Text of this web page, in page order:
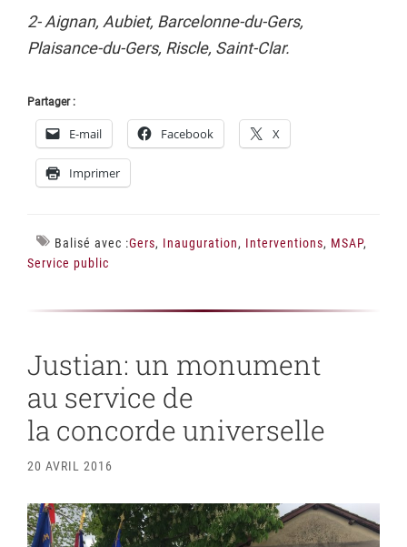
2- Aignan, Aubiet, Barcelonne-du-Gers,
Plaisance-du-Gers, Riscle, Saint-Clar.
Partager :
E-mail Facebook X
Imprimer
Balisé avec :Gers, Inauguration, Interventions, MSAP,
Service public
Justian: un monument
au service de
la concorde universelle
20 AVRIL 2016